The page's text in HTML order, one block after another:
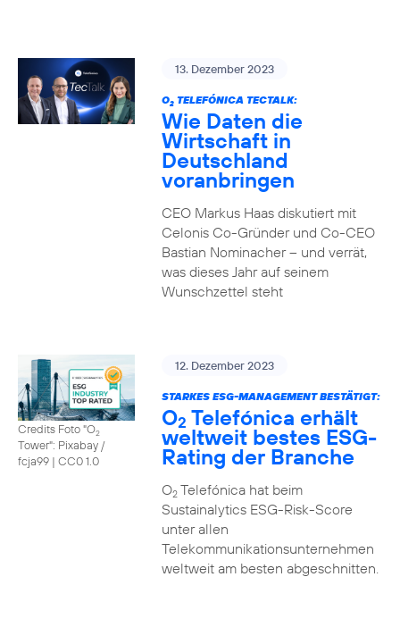
13. Dezember 2023
O2TELEFÓNICA TECTALK:
Wie Daten die
Wirtschaft in
Deutschland
voranbringen
CEO Markus Haas diskutiert mit
Celonis Co-Gründer und Co-CEO
Bastian Nominacher – und verrät,
was dieses Jahr auf seinem
Wunschzettel steht
Credits Foto "O2
Tower": Pixabay /
fcja99 | CC0 1.0
12. Dezember 2023
STARKES ESG-MANAGEMENT BESTÄTIGT:
O2 Telefónica erhält
weltweit bestes ESG-
Rating der Branche
O2Telefónica hat beim
Sustainalytics ESG-Risk-Score
unter allen
Telekommunikationsunternehmen
weltweit am besten abgeschnitten.